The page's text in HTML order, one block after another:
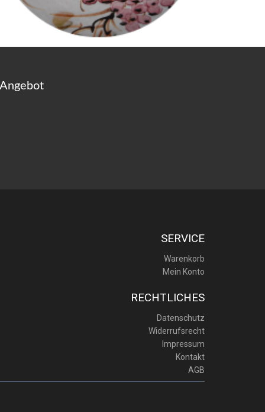
SERVICE
Warenkorb
Mein Konto
RECHTLICHES
Datenschutz
Widerrufsrecht
Impressum
Kontakt
AGB